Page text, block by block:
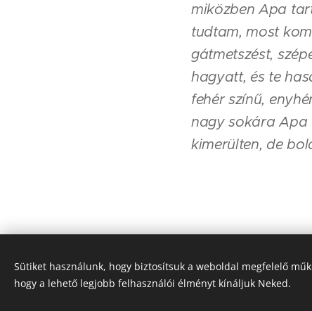
miközben Apa
tudtam, most
gátmetszést,
hagyatt, és te
fehér színű,
nagy sokára Apa
kimerülten, de
Sütiket használunk, hogy biztosítsuk a weboldal megfelelő
hogy a lehető legjobb felhasználói élményt kínáljuk Neked.